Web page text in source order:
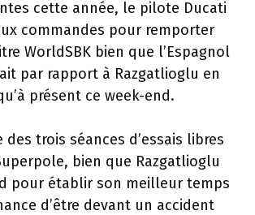
cette année, le pilote Ducati
commandes pour remporter
WorldSBK bien que l’Espagnol
par rapport à Razgatlioglu en
présent ce week-end.
des trois séances d’essais libres
bien que Razgatlioglu
pour établir son meilleur temps
d’être devant un accident